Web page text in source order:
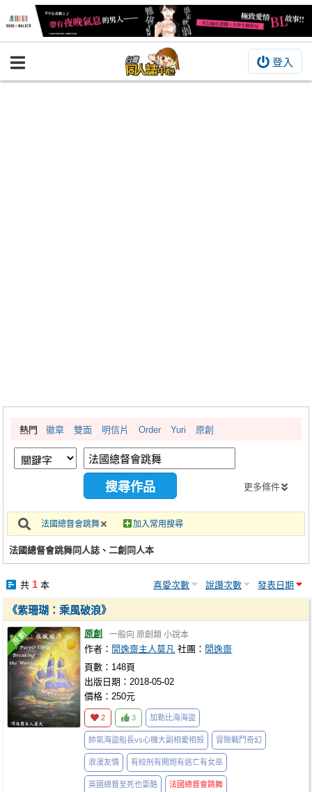
登入
BOOKY書集倉庫
繪圖藝廊
交流中心
攤位轉讓區
會員中心
註冊會員
熱門 徽章 雙面 明信片 Order Yuri 原創
更多條件
法國總督會跳舞 加入常用搜尋
法國總督會跳舞同人誌、二創同人本
共 1本 喜愛次數 說讚次數 發表日期
《紫珊瑚：乘風破浪》
原創 一般向 原創類 小說本
作者： 閒逸齋主人莫凡 社團： 閒逸齋
頁數：148頁
出版日期：2018-05-02
價格：250元
2 3 加勒比海海盜
帥氣海盜船長vs心機大副相愛相殺 冒險戰鬥奇幻
浪漫友情 有絞刑有開炮有逃亡有女巫
英國總督至死也耍酷 法國總督會跳舞